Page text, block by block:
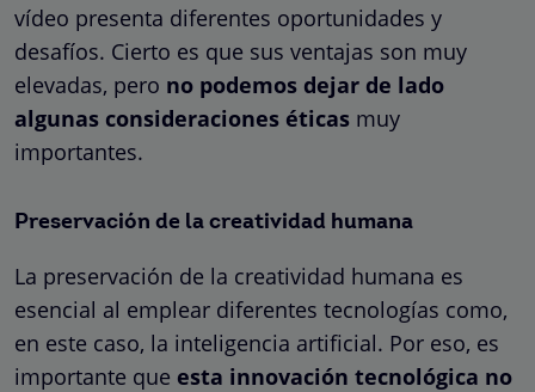
vídeo presenta diferentes oportunidades y
desafíos. Cierto es que sus ventajas son muy
elevadas, pero no podemos dejar de lado
algunas consideraciones éticas muy
importantes.
Preservación de la creatividad humana
La preservación de la creatividad humana es
esencial al emplear diferentes tecnologías como,
en este caso, la inteligencia artificial. Por eso, es
importante que esta innovación tecnológica no